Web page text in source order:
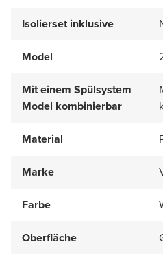
Isolierset inklusive
Model
Mit einem Spülsystem
Model kombinierbar
Material
Marke
Farbe
Oberfläche